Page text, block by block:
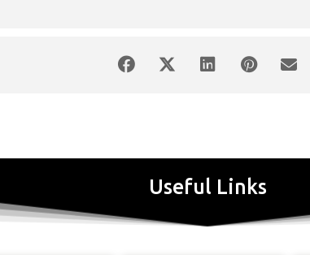
Useful Links